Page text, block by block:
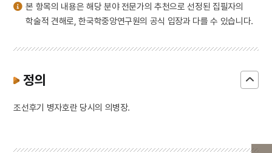
본 항목의 내용은 해당 분야 전문가의 추천으로 선정된 집필자의
학술적 견해로, 한국학중앙연구원의 공식 입장과 다를 수 있습니다.
정의
조선후기 병자호란 당시의 의병장.